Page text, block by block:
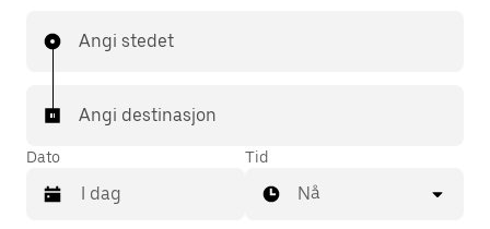
Angi stedet
Angi destinasjon
Dato Tid
Nå